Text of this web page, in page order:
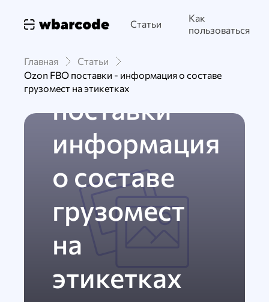
Статьи
Как
пользоваться
Главная
Статьи
Ozon FBO поставки - информация о составе
грузомест на этикетках
27 января 565
Ozon FBO
поставки -
информация
о составе
грузомест
на
этикетках